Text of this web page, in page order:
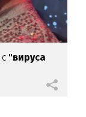
с "вируса